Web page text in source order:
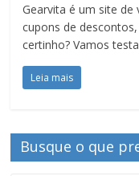
Gearvita é um site de
cupons de
certinho? Vamos
Leia mais
Busque o que